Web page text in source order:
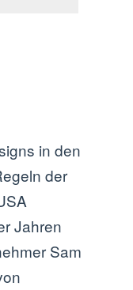
in den
der
Jahren
Sam